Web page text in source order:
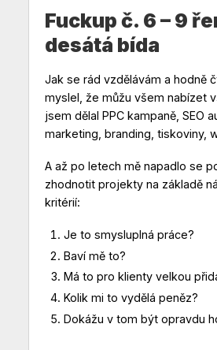
Fuckup č. 6 – 9
desátá bída
Jak se rád vzdělávám a hodně
myslel, že můžu všem nabízet
jsem dělal PPC kampaně, SEO
marketing, branding, tiskoviny,
A až po letech mě napadlo se
zhodnotit projekty na základě
kritérií:
Je to smysluplná práce?
Baví mě to?
Má to pro klienty velkou
Kolik mi to vydělá peněz?
Dokážu v tom být opravdu